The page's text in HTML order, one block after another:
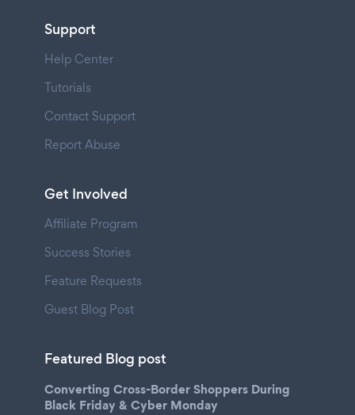
Support
Help Center
Tutorials
Contact Support
Report Abuse
Get Involved
Affiliate Program
Success Stories
Feature Requests
Guest Blog Post
Featured Blog post
Converting Cross-Border Shoppers During
Black Friday & Cyber Monday